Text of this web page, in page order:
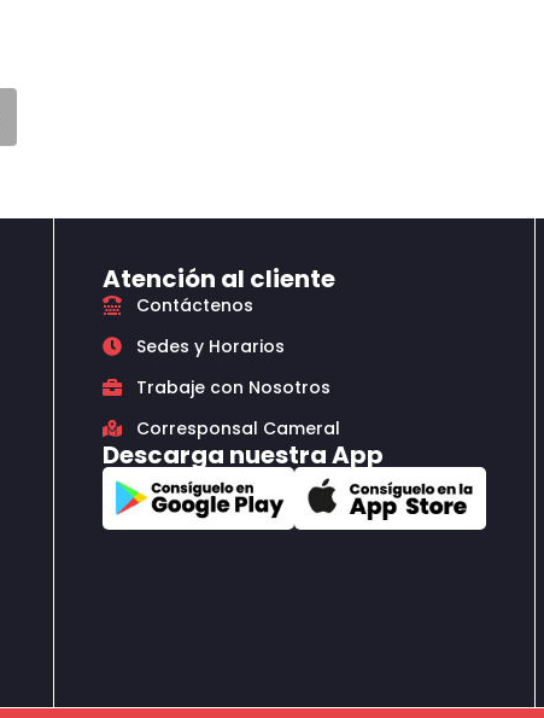
Atención al cliente
Contáctenos
Sedes y Horarios
Trabaje con Nosotros
Corresponsal Cameral
Descarga nuestra App